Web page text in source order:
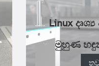
Linux
මුහුණ